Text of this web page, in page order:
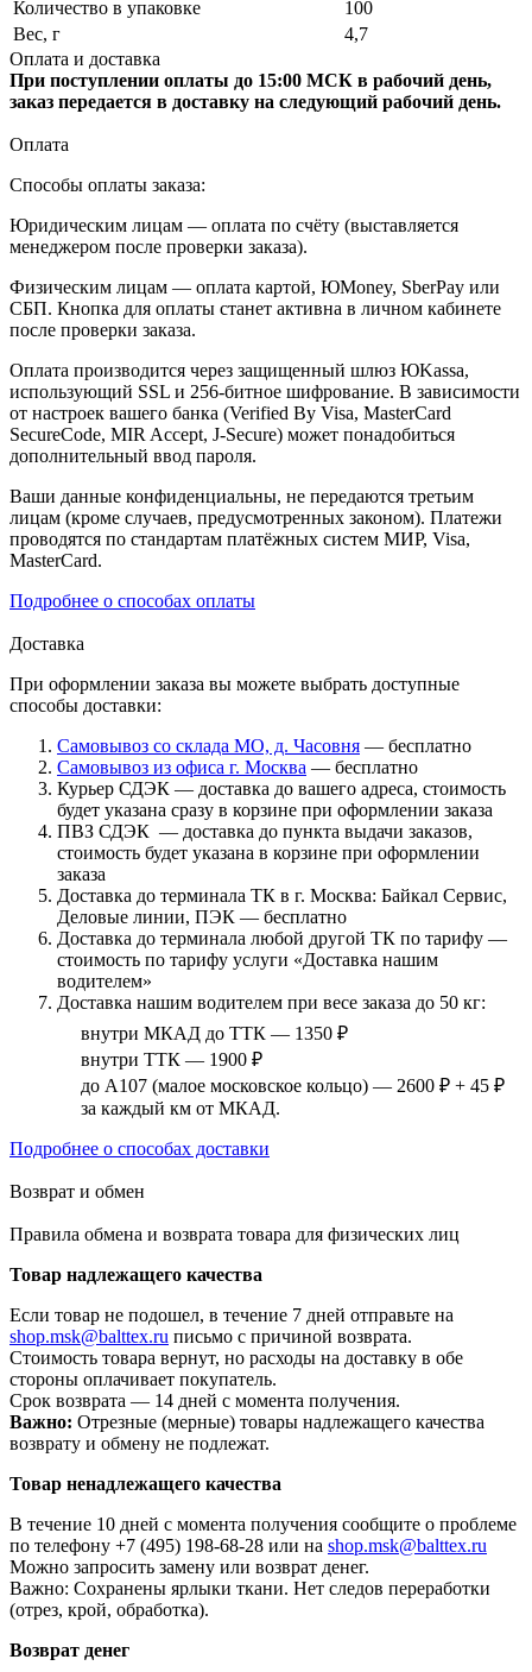
Количество в упаковке
100
Вес, г
4,7
Оплата и доставка
При поступлении оплаты до 15:00 МСК в рабочий день,
заказ передается в доставку на следующий рабочий день.
Оплата
Способы оплаты заказа:
Юридическим лицам — оплата по счёту (выставляется
менеджером после проверки заказа).
Физическим лицам — оплата картой, ЮMoney, SberPay или
СБП. Кнопка для оплаты станет активна в личном кабинете
после проверки заказа.
Оплата производится через защищенный шлюз ЮKassa,
использующий SSL и 256-битное шифрование. В зависимости
от настроек вашего банка (Verified By Visa, MasterCard
SecureCode, MIR Accept, J-Secure) может понадобиться
дополнительный ввод пароля.
Ваши данные конфиденциальны, не передаются третьим
лицам (кроме случаев, предусмотренных законом). Платежи
проводятся по стандартам платёжных систем МИР, Visa,
MasterCard.
Подробнее о способах оплаты
Доставка
При оформлении заказа вы можете выбрать доступные
способы доставки:
Самовывоз со склада МО, д. Часовня — бесплатно
Самовывоз из офиса г. Москва — бесплатно
Курьер СДЭК — доставка до вашего адреса, стоимость
будет указана сразу в корзине при оформлении заказа
ПВЗ СДЭК — доставка до пункта выдачи заказов,
стоимость будет указана в корзине при оформлении
заказа
Доставка до терминала ТК в г. Москва: Байкал Сервис,
Деловые линии, ПЭК — бесплатно
Доставка до терминала любой другой ТК по тарифу —
стоимость по тарифу услуги «Доставка нашим
водителем»
Доставка нашим водителем при весе заказа до 50 кг:
внутри МКАД до ТТК — 1350 ₽
внутри ТТК — 1900 ₽
до А107 (малое московское кольцо) — 2600 ₽ + 45 ₽
за каждый км от МКАД.
Подробнее о способах доставки
Возврат и обмен
Правила обмена и возврата товара для физических лиц
Товар надлежащего качества
Если товар не подошел, в течение 7 дней отправьте на
shop.msk@balttex.ru письмо с причиной возврата.
Стоимость товара вернут, но расходы на доставку в обе
стороны оплачивает покупатель.
Срок возврата — 14 дней с момента получения.
Важно: Отрезные (мерные) товары надлежащего качества
возврату и обмену не подлежат.
Товар ненадлежащего качества
В течение 10 дней с момента получения сообщите о проблеме
по телефону +7 (495) 198-68-28 или на shop.msk@balttex.ru
Можно запросить замену или возврат денег.
Важно: Сохранены ярлыки ткани. Нет следов переработки
(отрез, крой, обработка).
Возврат денег